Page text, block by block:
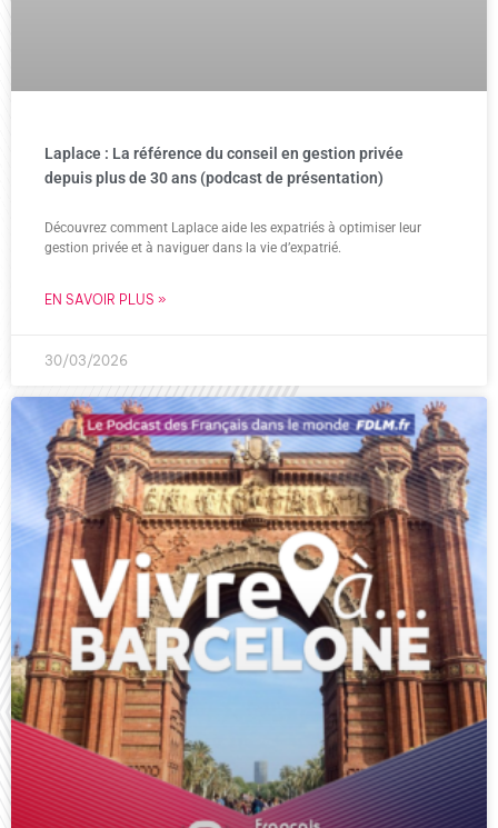
Laplace : La référence du conseil en gestion privée
depuis plus de 30 ans (podcast de présentation)
Découvrez comment Laplace aide les expatriés à optimiser leur
gestion privée et à naviguer dans la vie d’expatrié.
EN SAVOIR PLUS »
30/03/2026